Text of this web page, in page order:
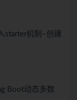
starter机制–创建
Boot动态多数